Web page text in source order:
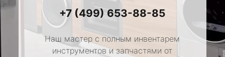
+7 (499) 653-88-85
Наш мастер с полным инвентарем
инструментов и запчастями от